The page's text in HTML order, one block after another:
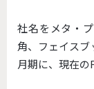
社名をメタ・
角、フェイス
月期に、現在の